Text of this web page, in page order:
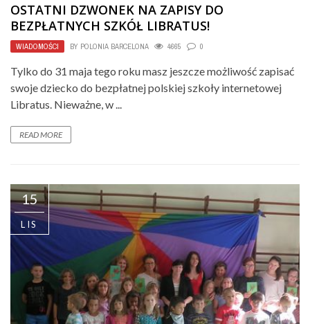
OSTATNI DZWONEK NA ZAPISY DO
BEZPŁATNYCH SZKÓŁ LIBRATUS!
WIADOMOŚCI BY POLONIA BARCELONA 4665 0
Tylko do 31 maja tego roku masz jeszcze możliwość zapisać
swoje dziecko do bezpłatnej polskiej szkoły internetowej
Libratus. Nieważne, w ...
READ MORE
15
LIS